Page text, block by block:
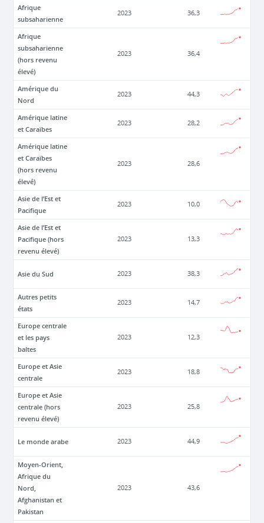
Afrique
subsaharienne
2023 36,3
Afrique
subsaharienne
(hors revenu
élevé)
2023 36,4
Amérique du
Nord
2023 44,3
Amérique latine
et Caraïbes
2023 28,2
Amérique latine
et Caraïbes
(hors revenu
élevé)
2023 28,6
Asie de l’Est et
Pacifique
2023 10,0
Asie de l’Est et
Pacifique (hors
revenu élevé)
2023 13,3
Asie du Sud 2023 38,3
Autres petits
états
2023 14,7
Europe centrale
et les pays
baltes
2023 12,3
Europe et Asie
centrale
2023 18,8
Europe et Asie
centrale (hors
revenu élevé)
2023 25,8
Le monde arabe 2023 44,9
Moyen-Orient,
Afrique du
Nord,
Afghanistan et
Pakistan
2023 43,6